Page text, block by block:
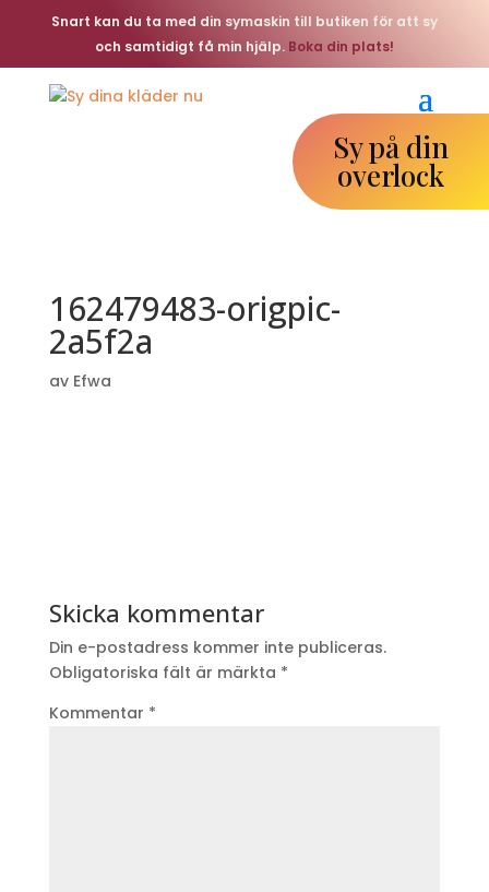
Snart kan du ta med din symaskin till butiken för att sy
och samtidigt få min hjälp. Boka din plats!
Sy på din
overlock
162479483-origpic-
2a5f2a
av Efwa
Skicka kommentar
Din e-postadress kommer inte publiceras.
Obligatoriska fält är märkta *
Kommentar *